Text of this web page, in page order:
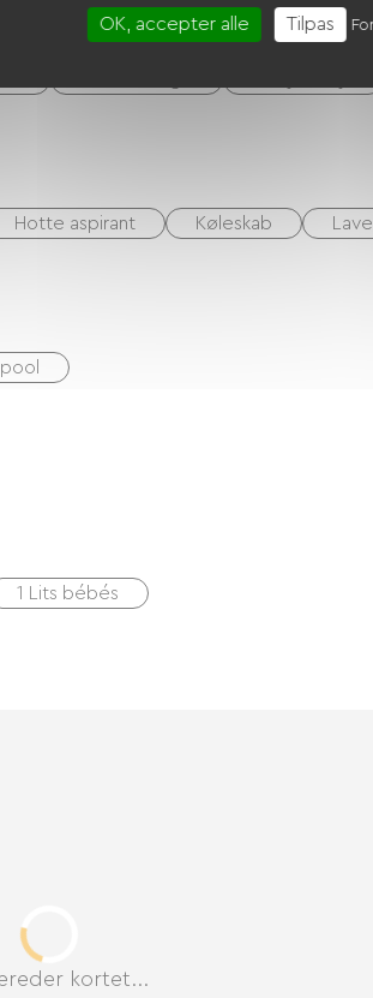
Hotte aspirant Køleskab
1 Lits bébés
kortet...
OK, accepter alle Tilpas